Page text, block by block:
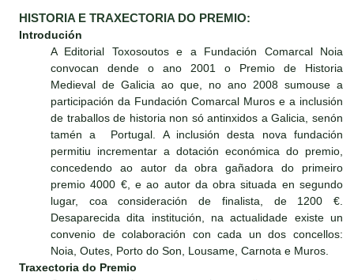
HISTORIA E TRAXECTORIA DO PREMIO:
Introdución
A Editorial Toxosoutos e a Fundación Comarcal Noia
convocan dende o ano 2001 o Premio de Historia
Medieval de Galicia ao que, no ano 2008 sumouse a
participación da Fundación Comarcal Muros e a inclusión
de traballos de historia non só antinxidos a Galicia, senón
tamén a Portugal. A inclusión desta nova fundación
permitiu incrementar a dotación económica do premio,
concedendo ao autor da obra gañadora do primeiro
premio 4000 €, e ao autor da obra situada en segundo
lugar, coa consideración de finalista, de 1200 €.
Desaparecida dita institución, na actualidade existe un
convenio de colaboración con cada un dos concellos:
Noia, Outes, Porto do Son, Lousame, Carnota e Muros.
Traxectoria do Premio